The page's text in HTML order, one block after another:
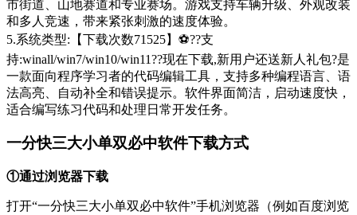
市街道、山地赛道和专业赛场。游戏支持车辆升级、外观改装
和多人竞速，带来紧张刺激的速度体验。
5.系统类型:【下载次数71525】⚽??支
持:winall/win7/win10/win11??现在下载,新用户还送新人礼包?是
一款面向程序学习者的代码编辑工具，支持多种编程语言、语
法高亮、自动补全和错误提示。软件界面简洁，启动速度快，
适合编写练习代码和处理日常开发任务。
一分快三大小单双必中软件下载方式
①通过浏览器下载
打开“一分快三大小单双必中软件”手机浏览器（例如百度浏览